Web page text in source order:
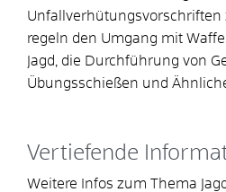
Unfallverhütungsvorschriften
regeln den Umgang mit
Jagd, die Durchführung von
Übungsschießen und
Vertiefende
Weitere Infos zum Thema